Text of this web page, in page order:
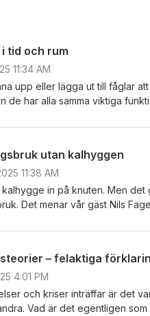
tid och rum
11:34 AM
upp eller lägga ut till fåglar
de har alla samma viktiga
Stutz, som berättar om
äldre och nutida ritualer som
Avsnittets längd: 49 min.
utan kalhyggen
11:38 AM
in på knuten. Men
Det menar vår gäst Nils
Och det går att få
berättar om hur vi
skogsbruk. Avsnittets
– felaktiga
4:01 PM
och kriser inträffar är det
Vad är det egentligen